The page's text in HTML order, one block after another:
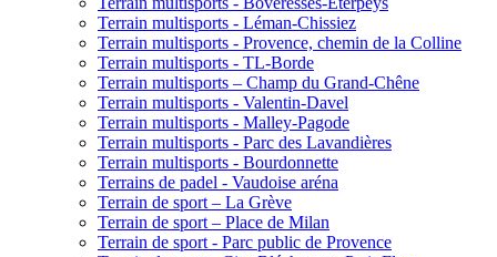
Terrain multisports - Léman-Chissiez
Terrain multisports - Provence, chemin de la Colline
Terrain multisports - TL-Borde
Terrain multisports – Champ du Grand-Chêne
Terrain multisports - Valentin-Davel
Terrain multisports - Malley-Pagode
Terrain multisports - Parc des Lavandières
Terrain multisports - Bourdonnette
Terrains de padel - Vaudoise aréna
Terrain de sport – La Grève
Terrain de sport – Place de Milan
Terrain de sport - Parc public de Provence